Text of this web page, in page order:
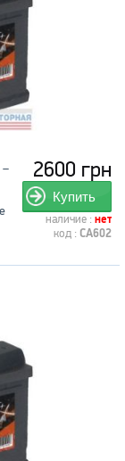
2600 грн
Купить
наличие : нет
код : CA602
–